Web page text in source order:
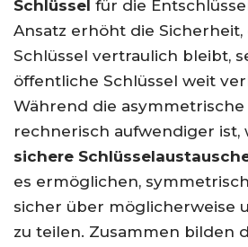
Schlüssel für die
Ansatz erhöht die
Schlüssel vertraulich bleibt,
öffentliche Schlüssel weit
Während die
rechnerisch aufwendiger ist,
sichere
es ermöglichen,
sicher über möglicherweise
zu teilen. Zusammen bilden